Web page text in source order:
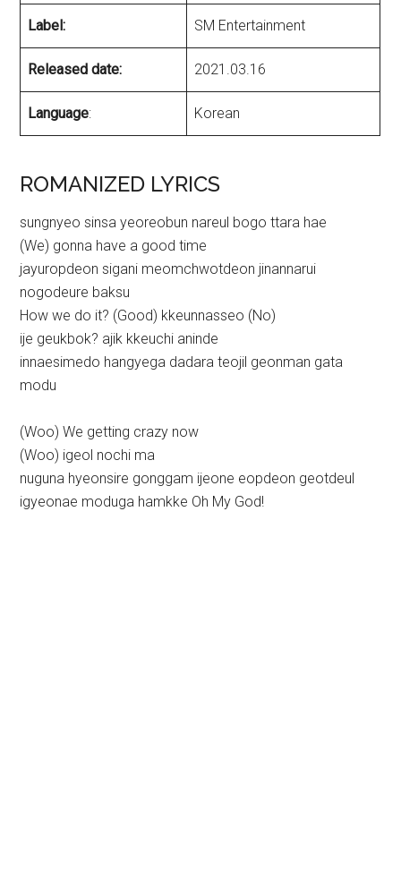
Label: SM Entertainment
Released date: 2021.03.16
Language: Korean
ROMANIZED LYRICS
sungnyeo sinsa yeoreobun nareul bogo ttara hae
(We) gonna have a good time
jayuropdeon sigani meomchwotdeon jinannarui
nogodeure baksu
How we do it? (Good) kkeunnasseo (No)
ije geukbok? ajik kkeuchi aninde
innaesimedo hangyega dadara teojil geonman gata
modu
(Woo) We getting crazy now
(Woo) igeol nochi ma
nuguna hyeonsire gonggam ijeone eopdeon geotdeul
igyeonae moduga hamkke Oh My God!